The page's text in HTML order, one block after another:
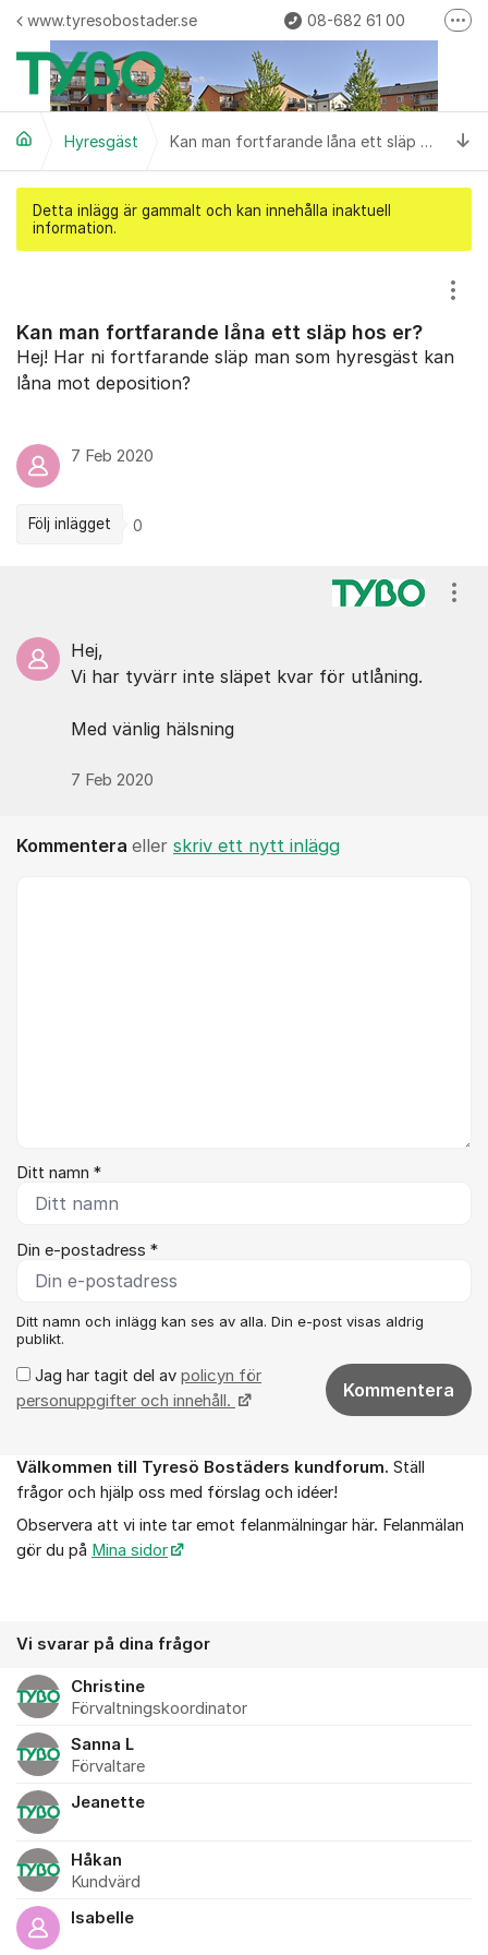
Hoppa till innehåll
www.tyresobostader.se 08-682 61 00
Felanmälan
kundvard@tyresobostader.se
Hyresgäst Kan man fortfarande låna ett släp hos er?
Detta inlägg är gammalt och kan innehålla inaktuell
information.
Kan man fortfarande låna ett släp hos er?
Hej! Har ni fortfarande släp man som hyresgäst kan
låna mot deposition?
7 Feb 2020
Följ inlägget 0
Hej,
Vi har tyvärr inte släpet kvar för utlåning.
Med vänlig hälsning
7 Feb 2020
Kommentera eller skriv ett nytt inlägg
Ditt namn *
Din e-postadress *
Ditt namn och inlägg kan ses av alla. Din e-post visas aldrig
publikt.
Jag har tagit del av policyn för
personuppgifter och innehåll.
Kommentera
Om forumet
Välkommen till Tyresö Bostäders kundforum. Ställ
frågor och hjälp oss med förslag och idéer!
Observera att vi inte tar emot felanmälningar här. Felanmälan
gör du på Mina sidor
Vi svarar på dina frågor
Christine
Förvaltningskoordinator
Sanna L
Förvaltare
Jeanette
Håkan
Kundvärd
Isabelle